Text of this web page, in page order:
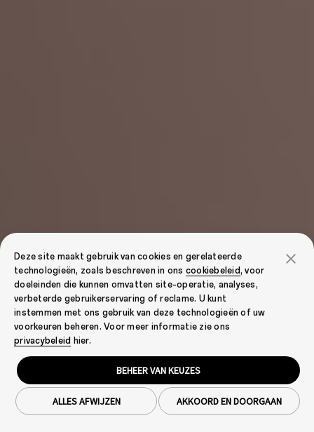
Deze site maakt gebruik van cookies en gerelateerde
technologieën, zoals beschreven in ons cookiebeleid, voor
doeleinden die kunnen omvatten site-operatie, analyses,
verbeterde gebruikerservaring of reclame. U kunt
instemmen met ons gebruik van deze technologieën of uw
voorkeuren beheren. Voor meer informatie zie ons
privacybeleid hier.
BEHEER VAN KEUZES
AKKOORD EN DOORGAAN
ALLES AFWIJZEN